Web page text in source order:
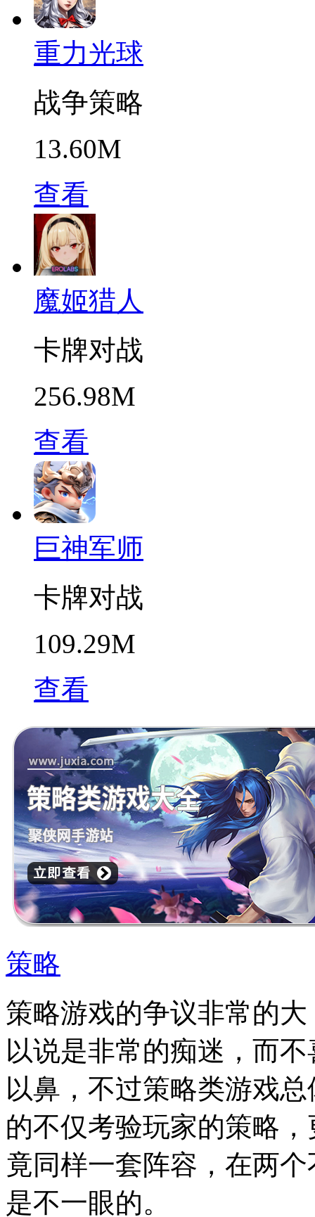
重力光球
战争策略
13.60M
查看
魔姬猎人
卡牌对战
256.98M
查看
巨神军师
卡牌对战
109.29M
查看
策略
策略游戏的争议非常的
以说是非常的痴迷，而
以鼻，不过策略类游戏
的不仅考验玩家的策略
竟同样一套阵容，在两
是不一眼的。